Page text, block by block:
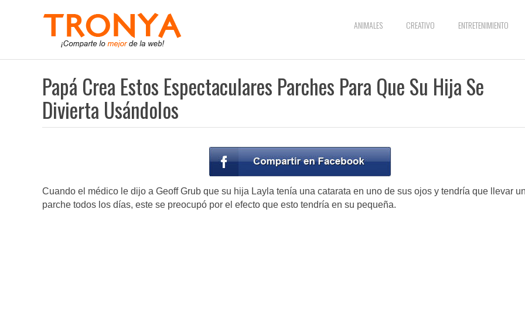
ANIMALES CREATIVO ENTRETENIMIENTO
Papá Crea Estos Espectaculares Parches Para Que Su Hija Se
Divierta Usándolos
Cuando el médico le dijo a Geoff Grub que su hija Layla tenía una catarata en uno de sus ojos y tendría que llevar
parche todos los días, este se preocupó por el efecto que esto tendría en su pequeña.